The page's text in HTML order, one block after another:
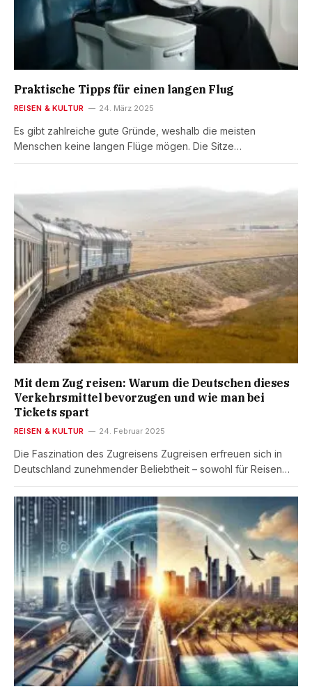
Praktische Tipps für einen langen Flug
REISEN & KULTUR 24. März 2025
Es gibt zahlreiche gute Gründe, weshalb die meisten
Menschen keine langen Flüge mögen. Die Sitze…
Mit dem Zug reisen: Warum die Deutschen dieses
Verkehrsmittel bevorzugen und wie man bei
Tickets spart
REISEN & KULTUR 24. Februar 2025
Die Faszination des Zugreisens Zugreisen erfreuen sich in
Deutschland zunehmender Beliebtheit – sowohl für Reisen…